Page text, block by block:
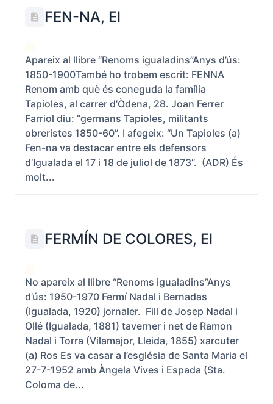
FEN-NA, El
Apareix al llibre “Renoms igualadins”Anys d’ús:
1850-1900També ho trobem escrit: FENNA
Renom amb què és coneguda la família
Tapioles, al carrer d’Òdena, 28. Joan Ferrer
Farriol diu: “germans Tapioles, militants
obreristes 1850-60”. I afegeix: “Un Tapioles (a)
Fen-na va destacar entre els defensors
d’Igualada el 17 i 18 de juliol de 1873”. (ADR) És
molt...
FERMÍN DE COLORES, El
No apareix al llibre “Renoms igualadins”Anys
d’ús: 1950-1970 Fermí Nadal i Bernadas
(Igualada, 1920) jornaler. Fill de Josep Nadal i
Ollé (Igualada, 1881) taverner i net de Ramon
Nadal i Torra (Vilamajor, Lleida, 1855) xarcuter
(a) Ros Es va casar a l’església de Santa Maria el
27-7-1952 amb Àngela Vives i Espada (Sta.
Coloma de...